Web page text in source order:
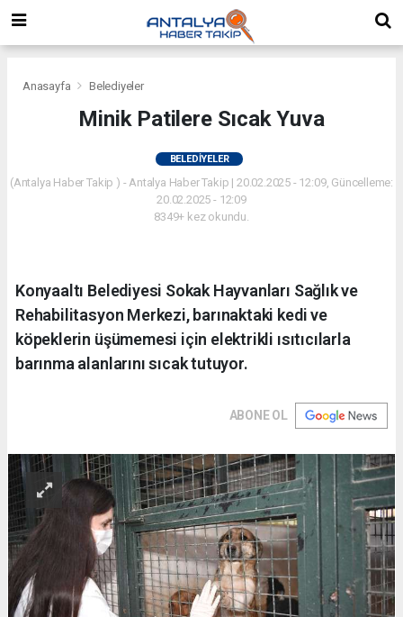
Anasayfa Belediyeler
Minik Patilere Sıcak Yuva
BELEDIYELER
(Antalya Haber Takip ) - Antalya Haber Takip | 20.02.2025 - 12:09, Güncelleme:
20.02.2025 - 12:09
8349+ kez okundu.
Konyaaltı Belediyesi Sokak Hayvanları Sağlık ve
Rehabilitasyon Merkezi, barınaktaki kedi ve
köpeklerin üşümemesi için elektrikli ısıtıcılarla
barınma alanlarını sıcak tutuyor.
ABONE OL